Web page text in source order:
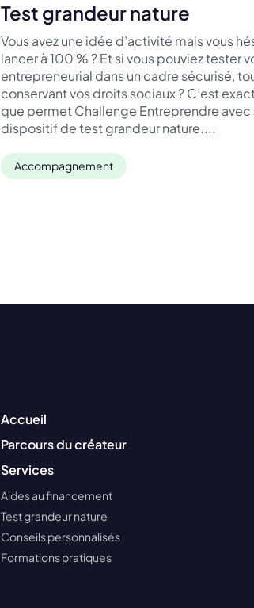
Test grandeur nature
Vous avez une idée d’activité mais vous
lancer à 100 % ? Et si vous pouviez tester
entrepreneurial dans un cadre sécurisé,
conservant vos droits sociaux ? C’est
que permet Challenge Entreprendre avec
dispositif de test grandeur nature....
Accompagnement
Accueil
Parcours du créateur
Services
Aides au financement
Test grandeur nature
Conseils personnalisés
Formations pratiques